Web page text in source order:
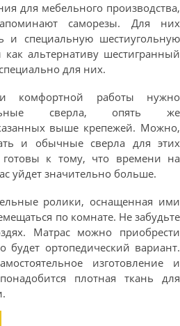
для мебельного производства,
саморезы. Для них
и специальную шестиугольную
как альтернативу шестигранный
для них.
комфортной работы нужно
сверла, опять же
выше крепежей. Можно,
и обычные сверла для этих
готовы к тому, что времени на
уйдет значительно больше.
ролики, оснащенная ими
по комнате. Не забудьте
Матрас можно приобрести
будет ортопедический вариант.
изготовление и
плотная ткань для